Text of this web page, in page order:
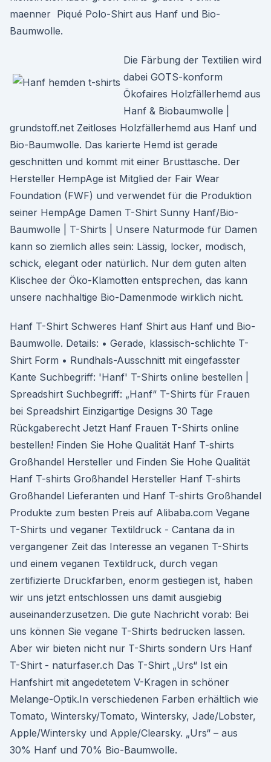
maenner Piqué Polo-Shirt aus Hanf und Bio-
Baumwolle.
Die Färbung der Textilien wird
dabei GOTS-konform
Ökofaires Holzfällerhemd aus
Hanf & Biobaumwolle |
grundstoff.net Zeitloses Holzfällerhemd aus Hanf und
Bio-Baumwolle. Das karierte Hemd ist gerade
geschnitten und kommt mit einer Brusttasche. Der
Hersteller HempAge ist Mitglied der Fair Wear
Foundation (FWF) und verwendet für die Produktion
seiner HempAge Damen T-Shirt Sunny Hanf/Bio-
Baumwolle | T-Shirts | Unsere Naturmode für Damen
kann so ziemlich alles sein: Lässig, locker, modisch,
schick, elegant oder natürlich. Nur dem guten alten
Klischee der Öko-Klamotten entsprechen, das kann
unsere nachhaltige Bio-Damenmode wirklich nicht.
Hanf T-Shirt Schweres Hanf Shirt aus Hanf und Bio-
Baumwolle. Details: • Gerade, klassisch-schlichte T-
Shirt Form • Rundhals-Ausschnitt mit eingefasster
Kante Suchbegriff: 'Hanf' T-Shirts online bestellen |
Spreadshirt Suchbegriff: „Hanf“ T-Shirts für Frauen
bei Spreadshirt Einzigartige Designs 30 Tage
Rückgaberecht Jetzt Hanf Frauen T-Shirts online
bestellen! Finden Sie Hohe Qualität Hanf T-shirts
Großhandel Hersteller und Finden Sie Hohe Qualität
Hanf T-shirts Großhandel Hersteller Hanf T-shirts
Großhandel Lieferanten und Hanf T-shirts Großhandel
Produkte zum besten Preis auf Alibaba.com Vegane
T-Shirts und veganer Textildruck - Cantana da in
vergangener Zeit das Interesse an veganen T-Shirts
und einem veganen Textildruck, durch vegan
zertifizierte Druckfarben, enorm gestiegen ist, haben
wir uns jetzt entschlossen uns damit ausgiebig
auseinanderzusetzen. Die gute Nachricht vorab: Bei
uns können Sie vegane T-Shirts bedrucken lassen.
Aber wir bieten nicht nur T-Shirts sondern Urs Hanf
T-Shirt - naturfaser.ch Das T-Shirt „Urs“ Ist ein
Hanfshirt mit angedetetem V-Kragen in schöner
Melange-Optik.In verschiedenen Farben erhältlich wie
Tomato, Wintersky/Tomato, Wintersky, Jade/Lobster,
Apple/Wintersky und Apple/Clearsky. „Urs“ – aus
30% Hanf und 70% Bio-Baumwolle.